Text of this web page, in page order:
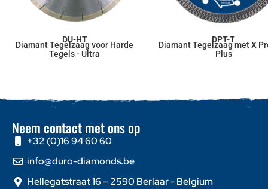
DU-HT
Diamant Tegelzaag voor Harde
Tegels - Ultra
DPT-T
Diamant Tegelzaag met X
Plus
Neem contact met ons op
+32 (0)16 94 60 60
info@duro-diamonds.be
Hellegatstraat 16 – 2590 Berlaar - Belgium